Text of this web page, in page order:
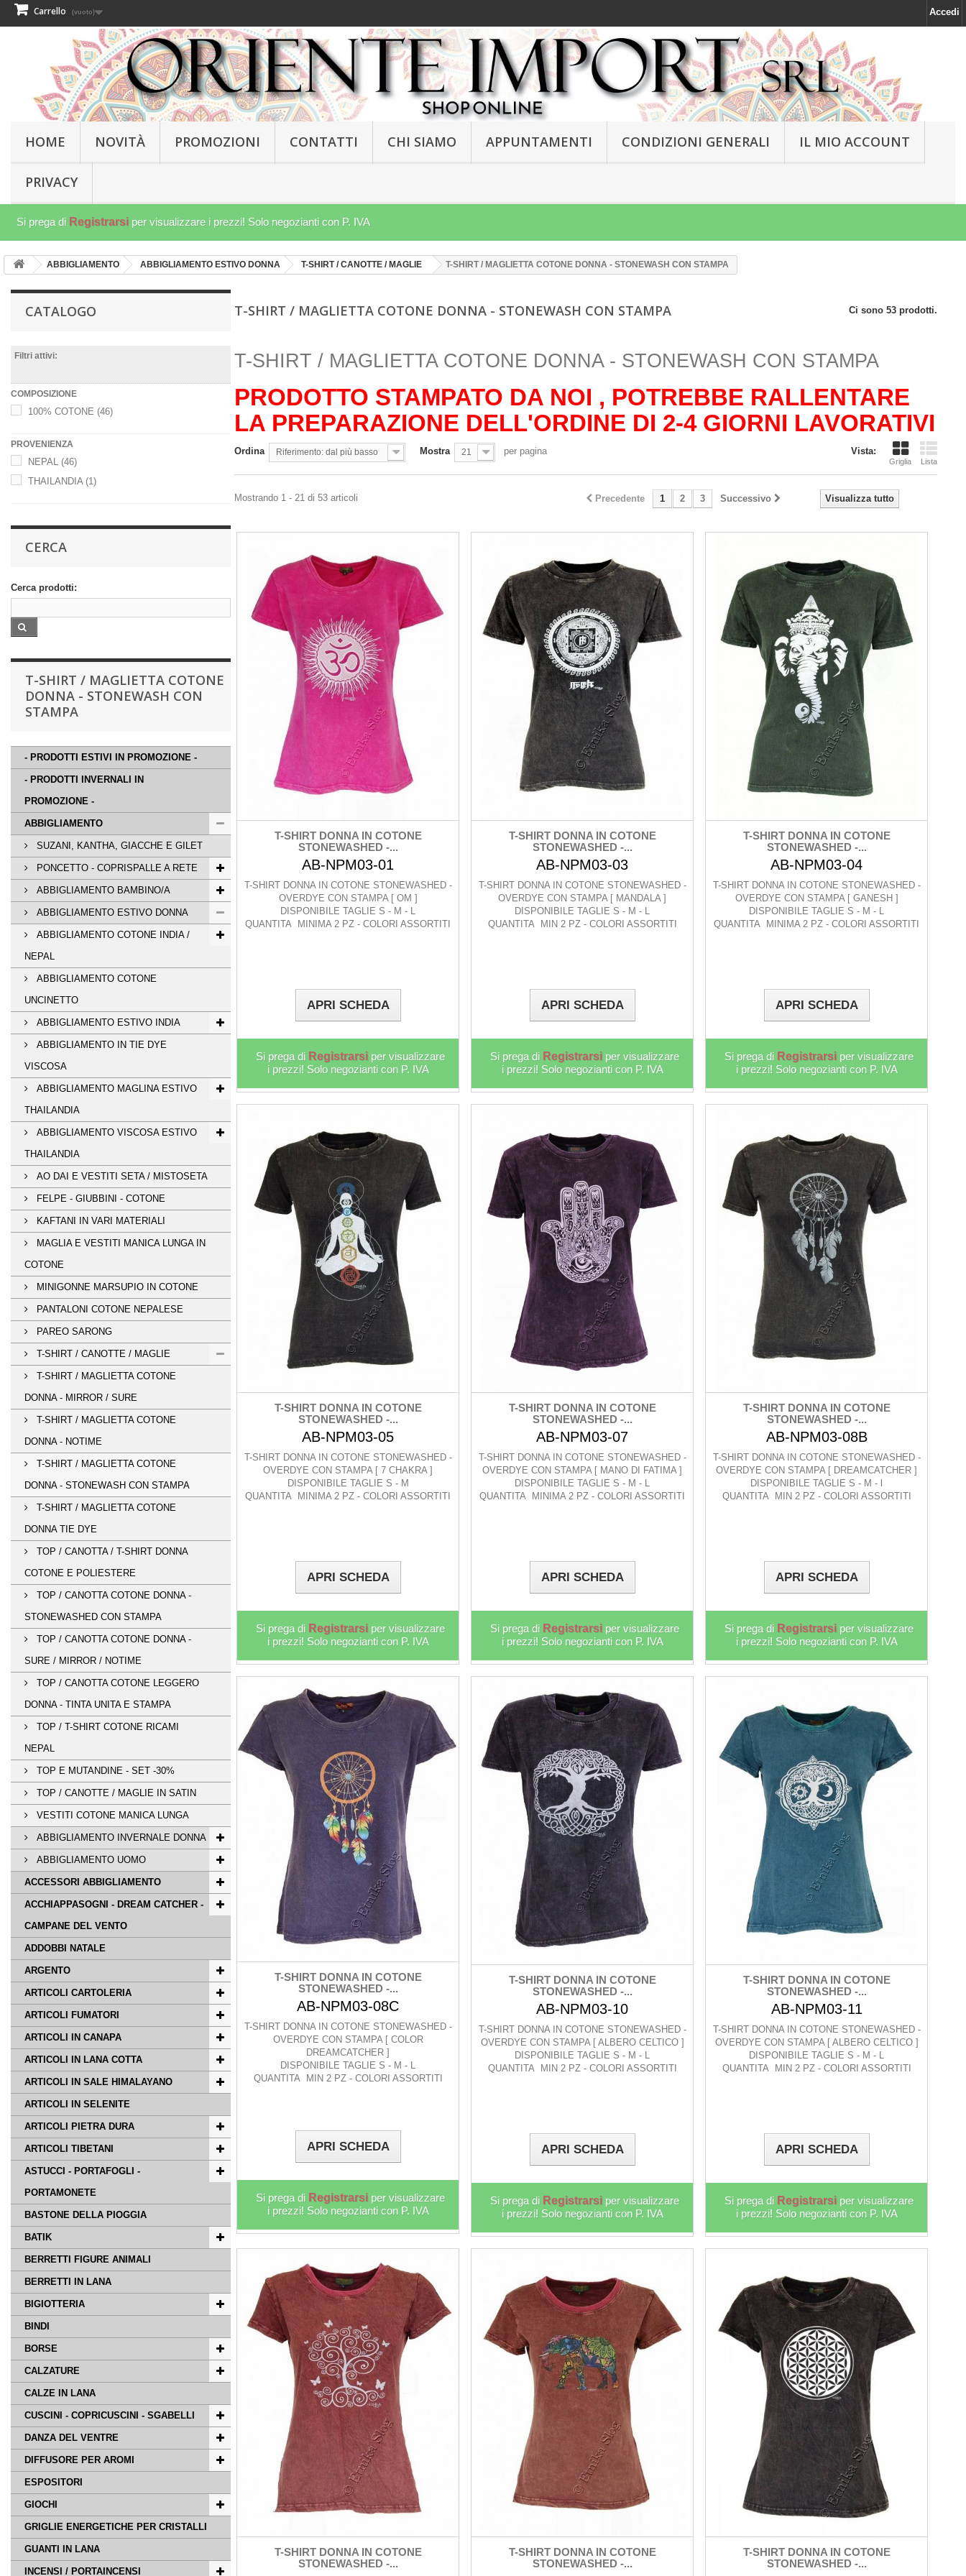
Accedi
Carrello (vuoto)
HOME NOVITÀ PROMOZIONI CONTATTI CHI SIAMO APPUNTAMENTI CONDIZIONI GENERALI IL MIO ACCOUNT
PRIVACY
Si prega di Registrarsi per visualizzare i prezzi! Solo negozianti con P. IVA
ABBIGLIAMENTO ABBIGLIAMENTO ESTIVO DONNA T-SHIRT / CANOTTE / MAGLIE T-SHIRT / MAGLIETTA COTONE DONNA - STONEWASH CON STAMPA
CATALOGO
Filtri attivi:
COMPOSIZIONE
100% COTONE (46)
PROVENIENZA
NEPAL (46)
THAILANDIA(1)
CERCA
Cerca prodotti:
T-SHIRT / MAGLIETTA COTONE
DONNA - STONEWASH CON
STAMPA
- PRODOTTI ESTIVI IN PROMOZIONE -
- PRODOTTI INVERNALI IN
PROMOZIONE -
ABBIGLIAMENTO
SUZANI, KANTHA, GIACCHE E GILET
PONCETTO - COPRISPALLE A RETE
ABBIGLIAMENTO BAMBINO/A
ABBIGLIAMENTO ESTIVO DONNA
ABBIGLIAMENTO COTONE INDIA /
NEPAL
ABBIGLIAMENTO COTONE
UNCINETTO
ABBIGLIAMENTO ESTIVO INDIA
ABBIGLIAMENTO IN TIE DYE
VISCOSA
ABBIGLIAMENTO MAGLINA ESTIVO
THAILANDIA
ABBIGLIAMENTO VISCOSA ESTIVO
THAILANDIA
AO DAI E VESTITI SETA / MISTOSETA
FELPE - GIUBBINI - COTONE
KAFTANI IN VARI MATERIALI
MAGLIA E VESTITI MANICA LUNGA IN
COTONE
MINIGONNE MARSUPIO IN COTONE
PANTALONI COTONE NEPALESE
PAREO SARONG
T-SHIRT / CANOTTE / MAGLIE
T-SHIRT / MAGLIETTA COTONE
DONNA - MIRROR / SURE
T-SHIRT / MAGLIETTA COTONE
DONNA - NOTIME
T-SHIRT / MAGLIETTA COTONE
DONNA - STONEWASH CON STAMPA
T-SHIRT / MAGLIETTA COTONE
DONNA TIE DYE
TOP / CANOTTA / T-SHIRT DONNA
COTONE E POLIESTERE
TOP / CANOTTA COTONE DONNA -
STONEWASHED CON STAMPA
TOP / CANOTTA COTONE DONNA -
SURE / MIRROR / NOTIME
TOP / CANOTTA COTONE LEGGERO
DONNA - TINTA UNITA E STAMPA
TOP / T-SHIRT COTONE RICAMI
NEPAL
TOP E MUTANDINE - SET -30%
TOP / CANOTTE / MAGLIE IN SATIN
VESTITI COTONE MANICA LUNGA
ABBIGLIAMENTO INVERNALE DONNA
ABBIGLIAMENTO UOMO
ACCESSORI ABBIGLIAMENTO
ACCHIAPPASOGNI - DREAM CATCHER -
CAMPANE DEL VENTO
ADDOBBI NATALE
ARGENTO
ARTICOLI CARTOLERIA
ARTICOLI FUMATORI
ARTICOLI IN CANAPA
ARTICOLI IN LANA COTTA
ARTICOLI IN SALE HIMALAYANO
ARTICOLI IN SELENITE
ARTICOLI PIETRA DURA
ARTICOLI TIBETANI
ASTUCCI - PORTAFOGLI -
PORTAMONETE
BASTONE DELLA PIOGGIA
BATIK
BERRETTI FIGURE ANIMALI
BERRETTI IN LANA
BIGIOTTERIA
BINDI
BORSE
CALZATURE
CALZE IN LANA
CUSCINI - COPRICUSCINI - SGABELLI
DANZA DEL VENTRE
DIFFUSORE PER AROMI
ESPOSITORI
GIOCHI
GRIGLIE ENERGETICHE PER CRISTALLI
GUANTI IN LANA
INCENSI / PORTAINCENSI
T-SHIRT / MAGLIETTA COTONE DONNA - STONEWASH CON STAMPA Ci sono 53 prodotti.
T-SHIRT / MAGLIETTA COTONE DONNA - STONEWASH CON STAMPA
PRODOTTO STAMPATO DA NOI , POTREBBE RALLENTARE
LA PREPARAZIONE DELL'ORDINE DI 2-4 GIORNI LAVORATIVI
Vista:
Griglia Lista
Ordina Riferimento: dal più basso Mostra 21 per pagina
Visualizza tutto
Precedente 1 2 3 Successivo
Mostrando 1 - 21 di 53 articoli
T-SHIRT DONNA IN COTONE
STONEWASHED -...
AB-NPM03-01
T-SHIRT DONNA IN COTONE STONEWASHED -
OVERDYE CON STAMPA [ OM ]
DISPONIBILE TAGLIE S - M - L
QUANTITA MINIMA 2 PZ - COLORI ASSORTITI
APRI SCHEDA
Si prega di Registrarsi per visualizzare
i prezzi! Solo negozianti con P. IVA
T-SHIRT DONNA IN COTONE
STONEWASHED -...
AB-NPM03-03
T-SHIRT DONNA IN COTONE STONEWASHED -
OVERDYE CON STAMPA [ MANDALA ]
DISPONIBILE TAGLIE S - M - L
QUANTITA MIN 2 PZ - COLORI ASSORTITI
APRI SCHEDA
Si prega di Registrarsi per visualizzare
i prezzi! Solo negozianti con P. IVA
T-SHIRT DONNA IN COTONE
STONEWASHED -...
AB-NPM03-04
T-SHIRT DONNA IN COTONE STONEWASHED -
OVERDYE CON STAMPA [ GANESH ]
DISPONIBILE TAGLIE S - M - L
QUANTITA MINIMA 2 PZ - COLORI ASSORTITI
APRI SCHEDA
Si prega di Registrarsi per visualizzare
i prezzi! Solo negozianti con P. IVA
T-SHIRT DONNA IN COTONE
STONEWASHED -...
AB-NPM03-05
T-SHIRT DONNA IN COTONE STONEWASHED -
OVERDYE CON STAMPA [ 7 CHAKRA ]
DISPONIBILE TAGLIE S - M
QUANTITA MINIMA 2 PZ - COLORI ASSORTITI
APRI SCHEDA
Si prega di Registrarsi per visualizzare
i prezzi! Solo negozianti con P. IVA
T-SHIRT DONNA IN COTONE
STONEWASHED -...
AB-NPM03-07
T-SHIRT DONNA IN COTONE STONEWASHED -
OVERDYE CON STAMPA [ MANO DI FATIMA ]
DISPONIBILE TAGLIE S - M - L
QUANTITA MINIMA 2 PZ - COLORI ASSORTITI
APRI SCHEDA
Si prega di Registrarsi per visualizzare
i prezzi! Solo negozianti con P. IVA
T-SHIRT DONNA IN COTONE
STONEWASHED -...
AB-NPM03-08B
T-SHIRT DONNA IN COTONE STONEWASHED -
OVERDYE CON STAMPA [ DREAMCATCHER ]
DISPONIBILE TAGLIE S - M - l
QUANTITA MIN 2 PZ - COLORI ASSORTITI
APRI SCHEDA
Si prega di Registrarsi per visualizzare
i prezzi! Solo negozianti con P. IVA
T-SHIRT DONNA IN COTONE
STONEWASHED -...
AB-NPM03-08C
T-SHIRT DONNA IN COTONE STONEWASHED -
OVERDYE CON STAMPA [ COLOR
DREAMCATCHER ]
DISPONIBILE TAGLIE S - M - L
QUANTITA MIN 2 PZ - COLORI ASSORTITI
APRI SCHEDA
Si prega di Registrarsi per visualizzare
i prezzi! Solo negozianti con P. IVA
T-SHIRT DONNA IN COTONE
STONEWASHED -...
AB-NPM03-10
T-SHIRT DONNA IN COTONE STONEWASHED -
OVERDYE CON STAMPA [ ALBERO CELTICO ]
DISPONIBILE TAGLIE S - M - L
QUANTITA MIN 2 PZ - COLORI ASSORTITI
APRI SCHEDA
Si prega di Registrarsi per visualizzare
i prezzi! Solo negozianti con P. IVA
T-SHIRT DONNA IN COTONE
STONEWASHED -...
AB-NPM03-11
T-SHIRT DONNA IN COTONE STONEWASHED -
OVERDYE CON STAMPA [ ALBERO CELTICO ]
DISPONIBILE TAGLIE S - M - L
QUANTITA MIN 2 PZ - COLORI ASSORTITI
APRI SCHEDA
Si prega di Registrarsi per visualizzare
i prezzi! Solo negozianti con P. IVA
T-SHIRT DONNA IN COTONE
STONEWASHED -...
T-SHIRT DONNA IN COTONE
STONEWASHED -...
T-SHIRT DONNA IN COTONE
STONEWASHED -...